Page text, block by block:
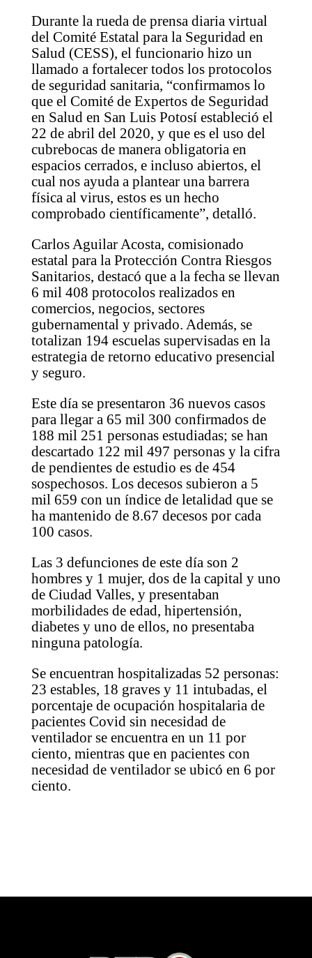
Durante la rueda de prensa diaria virtual
del Comité Estatal para la Seguridad en
Salud (CESS), el funcionario hizo un
llamado a fortalecer todos los protocolos
de seguridad sanitaria, “confirmamos lo
que el Comité de Expertos de Seguridad
en Salud en San Luis Potosí estableció el
22 de abril del 2020, y que es el uso del
cubrebocas de manera obligatoria en
espacios cerrados, e incluso abiertos, el
cual nos ayuda a plantear una barrera
física al virus, estos es un hecho
comprobado científicamente”, detalló.
Carlos Aguilar Acosta, comisionado
estatal para la Protección Contra Riesgos
Sanitarios, destacó que a la fecha se llevan
6 mil 408 protocolos realizados en
comercios, negocios, sectores
gubernamental y privado. Además, se
totalizan 194 escuelas supervisadas en la
estrategia de retorno educativo presencial
y seguro.
Este día se presentaron 36 nuevos casos
para llegar a 65 mil 300 confirmados de
188 mil 251 personas estudiadas; se han
descartado 122 mil 497 personas y la cifra
de pendientes de estudio es de 454
sospechosos. Los decesos subieron a 5
mil 659 con un índice de letalidad que se
ha mantenido de 8.67 decesos por cada
100 casos.
Las 3 defunciones de este día son 2
hombres y 1 mujer, dos de la capital y uno
de Ciudad Valles, y presentaban
morbilidades de edad, hipertensión,
diabetes y uno de ellos, no presentaba
ninguna patología.
Se encuentran hospitalizadas 52 personas:
23 estables, 18 graves y 11 intubadas, el
porcentaje de ocupación hospitalaria de
pacientes Covid sin necesidad de
ventilador se encuentra en un 11 por
ciento, mientras que en pacientes con
necesidad de ventilador se ubicó en 6 por
ciento.